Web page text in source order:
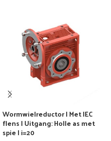
Wormwielreductor | Met IEC
flens | Uitgang: Holle as met
spie | i=20